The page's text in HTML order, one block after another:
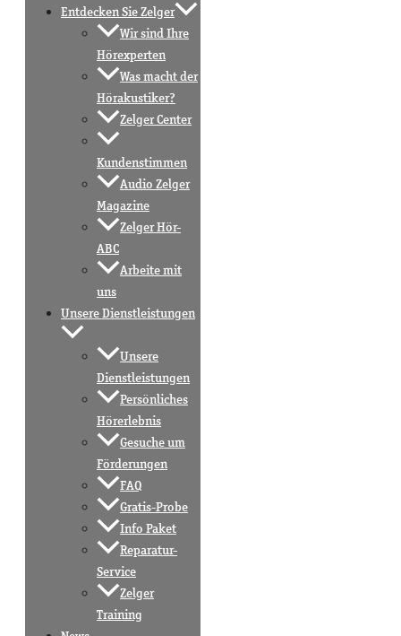
Entdecken Sie Zelger
Wir sind Ihre
Hörexperten
Was macht der
Hörakustiker?
Zelger Center
Kundenstimmen
Audio Zelger
Magazine
Zelger Hör-
ABC
Arbeite mit
uns
Unsere Dienstleistungen
Unsere
Dienstleistungen
Persönliches
Hörerlebnis
Gesuche um
Förderungen
FAQ
Gratis-Probe
Info Paket
Reparatur-
Service
Zelger
Training